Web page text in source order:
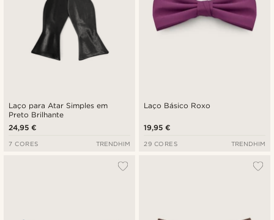
Laço para Atar Simples em
Preto Brilhante
24,95 €
7 CORES TRENDHIM
Laço Básico Roxo
19,95 €
29 CORES TRENDHIM